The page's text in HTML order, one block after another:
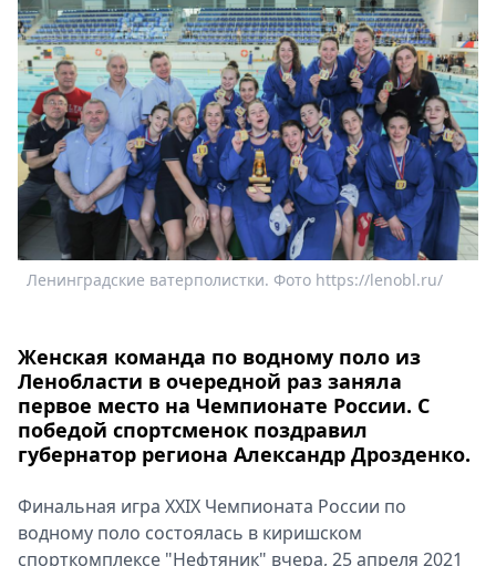
Пресс-
релизы
О
Metro
Стримы
Спецпроекты
Звезды
Выборы
2026
Metro
Ленинградские ватерполистки. Фото https://lenobl.ru/
Женская команда по водному поло из
Ленобласти в очередной раз заняла
первое место на Чемпионате России. С
победой спортсменок поздравил
губернатор региона Александр Дрозденко.
Финальная игра XXIX Чемпионата России по
водному поло состоялась в киришском
спорткомплексе "Нефтяник" вчера, 25 апреля 2021